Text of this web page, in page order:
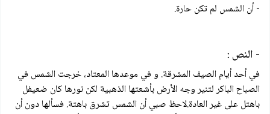
- أن الشمس لم تكن حارة.
- النص :
في أحد أيام الصيف المشرقة. و في موعدها المعتاد، خرجت الشمس في
الصباح الباكر لتنير وجه الأرض بأشعتها الذهبية لكن نورها كان ضعيفل
باهتل على غير العادة.لاحظ صبي أن الشمس تشرق باهتة. فسألها دون أن